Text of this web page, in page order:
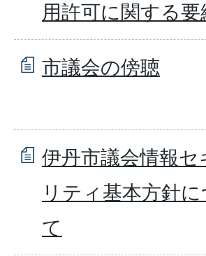
用許可に関する要
市議会の傍聴
伊丹市議会情報セ
リティ基本方針に
て